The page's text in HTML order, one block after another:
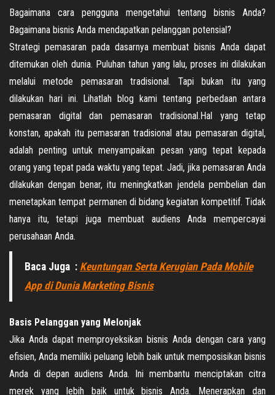
Bagaimana cara pengguna mengetahui tentang bisnis Anda?
Bagaimana bisnis Anda mendapatkan pelanggan potensial?
Strategi pemasaran pada dasarnya membuat bisnis Anda dapat
ditemukan oleh dunia. Puluhan tahun yang lalu, proses ini dilakukan
melalui metode pemasaran tradisional. Tapi bukan itu yang
dilakukan hari ini. Lihatlah blog kami tentang perbedaan antara
pemasaran digital dan pemasaran tradisional.Hal yang tetap
konstan, apakah itu pemasaran tradisional atau pemasaran digital,
adalah penting untuk menyampaikan pesan yang tepat kepada
orang yang tepat pada waktu yang tepat. Jadi, jika pemasaran Anda
dilakukan dengan benar, itu meningkatkan jendela pembelian dan
menetapkan tempat permanen di bidang kegiatan kompetitif. Tidak
hanya itu, tetapi juga membuat audiens Anda mempercayai
perusahaan Anda.
Baca Juga : Keuntungan Serta Kerugian Pada Mobile
App di Dunia Marketing Bisnis
Basis Pelanggan yang Melonjak
Jika Anda dapat memproyeksikan bisnis Anda dengan cara yang
efisien, Anda memiliki peluang lebih baik untuk memposisikan bisnis
Anda di depan audiens Anda. Ini membantu menciptakan citra
merek yang lebih baik untuk bisnis Anda. Menerapkan dan